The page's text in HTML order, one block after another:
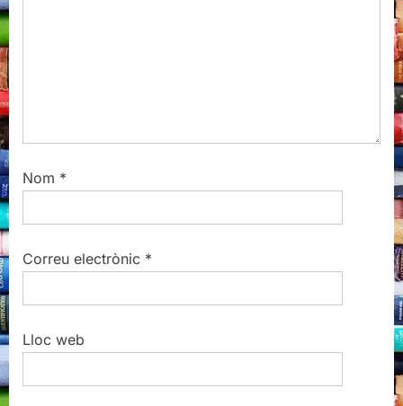
Nom *
Correu electrònic *
Lloc web